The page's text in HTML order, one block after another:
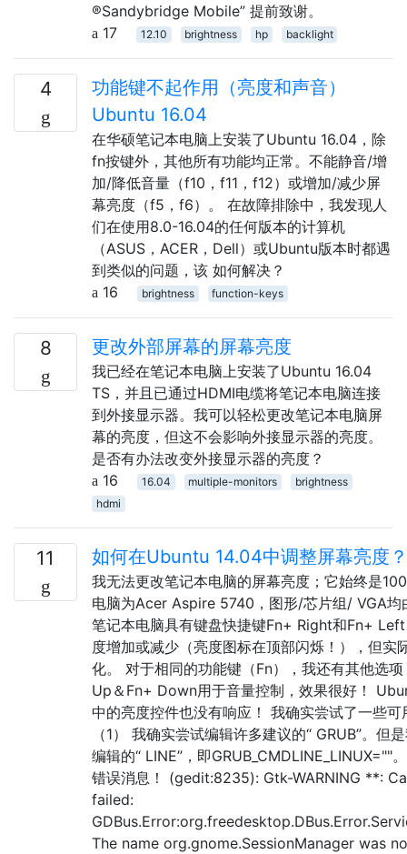
®Sandybridge Mobile” 提前致谢。
17
12.10 brightness hp backlight
4
功能键不起作用（亮度和声音）
Ubuntu 16.04
在华硕笔记本电脑上安装了Ubuntu 16.04，除
fn按键外，其他所有功能均正常。不能静音/增
加/降低音量（f10，f11，f12）或增加/减少屏
幕亮度（f5，f6）。 在故障排除中，我发现人
们在使用8.0-16.04的任何版本的计算机
（ASUS，ACER，Dell）或Ubuntu版本时都遇
到类似的问题，该 如何解决？
16
brightness function-keys
8 更改外部屏幕的屏幕亮度
我已经在笔记本电脑上安装了Ubuntu 16.04
TS，并且已通过HDMI电缆将笔记本电脑连接
到外接显示器。我可以轻松更改笔记本电脑屏
幕的亮度，但这不会影响外接显示器的亮度。
是否有办法改变外接显示器的亮度？
16
16.04 multiple-monitors
brightness
hdmi
11 如何在Ubuntu 14.04中调整屏幕亮度？
我无法更改笔记本电脑的屏幕亮度；它始终是
电脑为Acer Aspire 5740，图形/芯片组/ VGA均
笔记本电脑具有键盘快捷键Fn+ Right和Fn+
度增加或减少（亮度图标在顶部闪烁！），但实
化。 对于相同的功能键（Fn），我还有其他选
Up＆Fn+ Down用于音量控制，效果很好！
中的亮度控件也没有响应！ 我确实尝试了一些可
（1） 我确实尝试编辑许多建议的“ GRUB”。但
编辑的“ LINE”，即GRUB_CMDLINE_LINUX=""
错误消息！ (gedit:8235): Gtk-WARNING **:
failed:
The name org.gnome.SessionManager was